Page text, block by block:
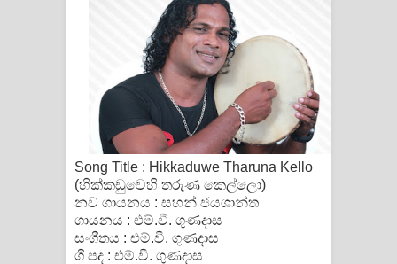
Song Title : Hikkaduwe Tharuna Kello
(හික්කඩුවෙහි තරුණ කෙල්ලො)
නව ගායනය : සහන් ජයශාන්ත
ගායනය : එම්.වී. ගුණදාස
සංගීතය : එම්.වී. ගුණදාස
ගී පද : එම්.වී. ගුණදාස